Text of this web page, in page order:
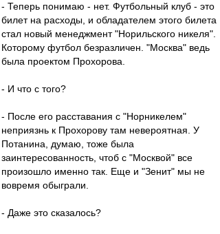
- Теперь понимаю - нет. Футбольный клуб - это
билет на расходы, и обладателем этого билета
стал новый менеджмент "Норильского никеля".
Которому футбол безразличен. "Москва" ведь
была проектом Прохорова.
- И что с того?
- После его расставания с "Норникелем"
неприязнь к Прохорову там невероятная. У
Потанина, думаю, тоже была
заинтересованность, чтоб с "Москвой" все
произошло именно так. Еще и "Зенит" мы не
вовремя обыграли.
- Даже это сказалось?